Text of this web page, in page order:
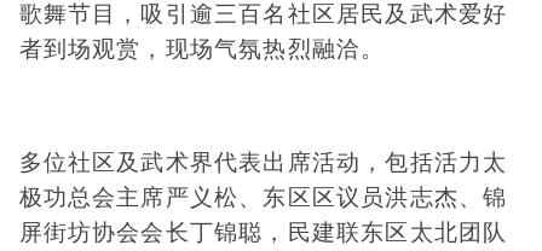
歌舞节目，吸引逾三百名社区居民及武术爱好
者到场观赏，现场气氛热烈融洽。
多位社区及武术界代表出席活动，包括活力太
极功总会主席严义松、东区区议员洪志杰、锦
屏街坊协会会长丁锦聪，民建联东区太北团队